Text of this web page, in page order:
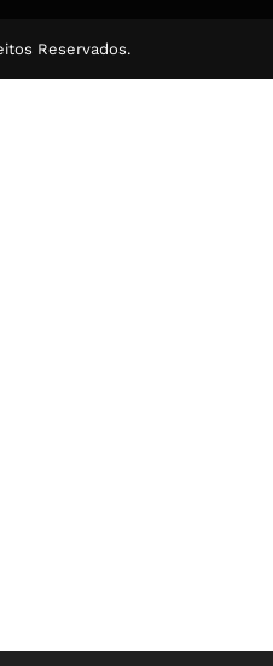
Reservados.